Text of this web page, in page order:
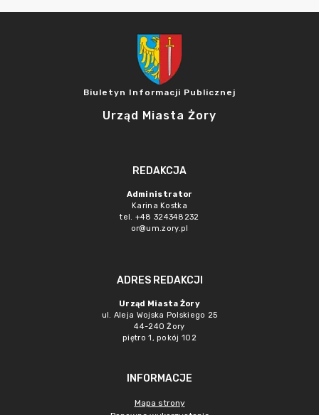
Biuletyn Informacji Publicznej
Urząd Miasta Żory
REDAKCJA
Administrator
Karina Kostka
tel. +48 324348232
or@um.zory.pl
ADRES REDAKCJI
Urząd Miasta Żory
ul. Aleja Wojska Polskiego 25
44-240 Żory
piętro 1, pokój 102
INFORMACJE
Mapa strony